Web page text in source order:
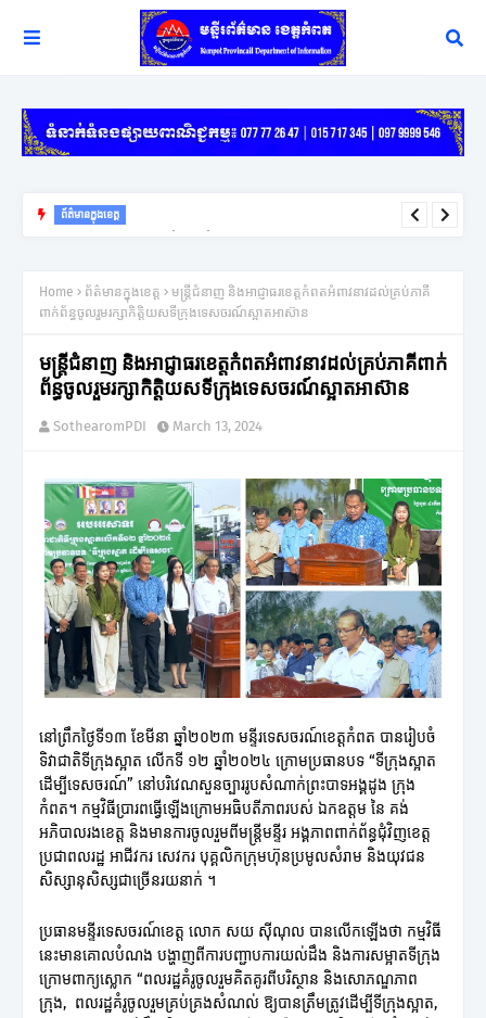
ព័ត៌មានក្នុងខេត្ត
Home ព័ត៌មានក្នុងខេត្ត
មន្ត្រីជំនាញ និងអាជ្ញាធរខេត្តកំពតអំពាវនាវដល់គ្រប់ភាគី
ពាក់ព័ន្ធចូលរួមរក្សាកិត្តិយសទីក្រុងទេសចរណ៍ស្អាតអាស៊ាន
មន្ត្រីជំនាញ និងអាជ្ញាធរខេត្តកំពតអំពាវនាវដល់គ្រប់ភាគីពាក់
ព័ន្ធចូលរួមរក្សាកិត្តិយសទីក្រុងទេសចរណ៍ស្អាតអាស៊ាន
SothearomPDI March 13, 2024
នៅព្រឹកថ្ងៃទី១៣ ខែមីនា ឆ្នាំ២០២៣ មន្ទីរទេសចរណ៍ខេត្តកំពត បានរៀបចំ
ទិវាជាតិទីក្រុងស្អាត លើកទី ១២ ឆ្នាំ២០២៤ ក្រោមប្រធានបទ “ទីក្រុងស្អាត
ដើម្បីទេសចរណ៍” នៅបរិវេណសួនច្បាររូបសំណាក់ព្រះបាទអង្គដូង ក្រុង
កំពត។ កម្មវិធីប្រារពធ្វើឡើងក្រោមអធិបតីភាពរបស់ ឯកឧត្តម នៃ គង់
អភិបាលរងខេត្ត និងមានការចូលរួមពីមន្ត្រីមន្ទីរ អង្គភាពពាក់ព័ន្ធជុំវិញខេត្ត
ប្រជាពលរដ្ឋ អាជីវករ សេវករ បុគ្គលិកក្រុមហ៊ុនប្រមូលសំរាម និងយុវជន
សិស្សានុសិស្សជាច្រើនរយនាក់ ។
ប្រធានមន្ទីរទេសចរណ៍ខេត្ត លោក សយ ស៊ីណុល បានលើកឡើងថា កម្មវិធី
នេះមានគោលបំណង បង្ហាញពីការបញ្ជាបការយល់ដឹង និងការសម្អាតទីក្រុង
ក្រោមពាក្យស្លោក “ពលរដ្ឋគំរូចូលរួមគិតគូរពីបរិស្ថាន និងសោភណ្ឌភាព
ក្រុង, ពលរដ្ឋគំរូចូលរួមគ្រប់គ្រងសំណល់ ឱ្យបានត្រឹមត្រូវដើម្បីទីក្រុងស្អាត,